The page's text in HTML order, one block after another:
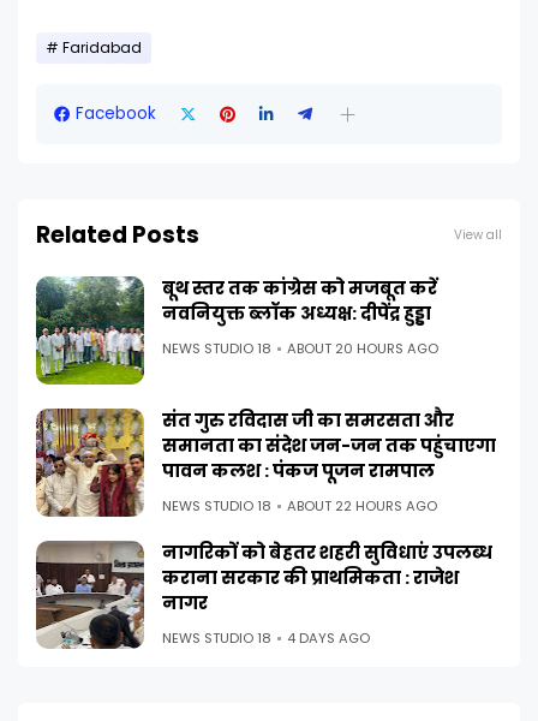
Faridabad
Facebook
Related Posts View all
बूथ स्तर तक कांग्रेस को मजबूत करें
नवनियुक्त ब्लॉक अध्यक्ष: दीपेंद्र हुड्डा
NEWS STUDIO 18 ABOUT 20 HOURS AGO
संत गुरु रविदास जी का समरसता और
समानता का संदेश जन-जन तक पहुंचाएगा
पावन कलश : पंकज पूजन रामपाल
NEWS STUDIO 18 ABOUT 22 HOURS AGO
नागरिकों को बेहतर शहरी सुविधाएं उपलब्ध
कराना सरकार की प्राथमिकता : राजेश
नागर
NEWS STUDIO 18 4 DAYS AGO